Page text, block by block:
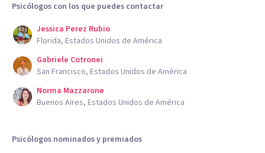
Psicólogos con los que puedes contactar
Jessica Perez Rubio
Florida, Estados Unidos de América
Gabriele Cotronei
San Francisco, Estados Unidos de América
Norma Mazzarone
Buenos Aires, Estados Unidos de América
Psicólogos nominados y premiados